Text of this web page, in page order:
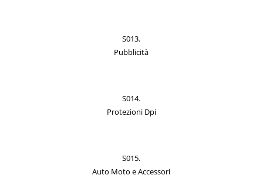
S013.
Pubblicità
S014.
Protezioni Dpi
S015.
Auto Moto e Accessori